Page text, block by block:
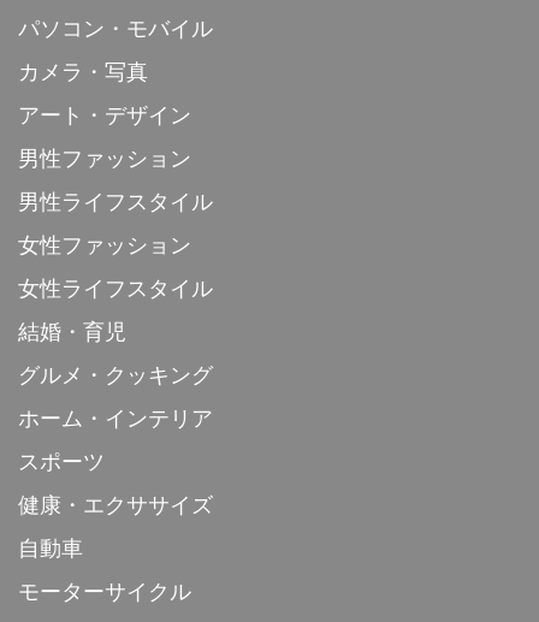
パソコン・モバイル
カメラ・写真
アート・デザイン
男性ファッション
男性ライフスタイル
女性ファッション
女性ライフスタイル
結婚・育児
グルメ・クッキング
ホーム・インテリア
スポーツ
健康・エクササイズ
自動車
モーターサイクル